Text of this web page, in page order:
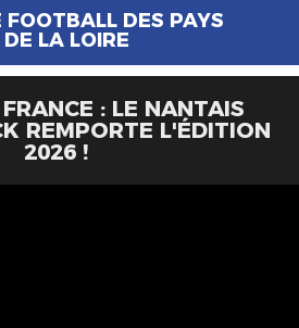
FOOTBALL DES PAYS
DE LA LOIRE
: LE NANTAIS
REMPORTE L'ÉDITION
2026 !